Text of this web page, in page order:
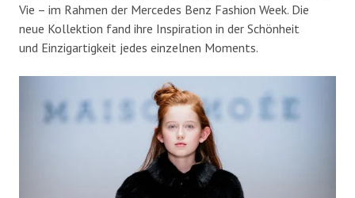
Vie – im Rahmen der Mercedes Benz Fashion Week. Die
neue Kollektion fand ihre Inspiration in der Schönheit
und Einzigartigkeit jedes einzelnen Moments.